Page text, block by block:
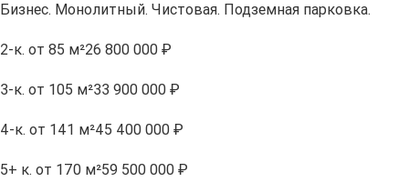
Бизнес. Монолитный. Чистовая. Подземная парковка.
2-к. от 85 м²26 800 000 ₽
3-к. от 105 м²33 900 000 ₽
4-к. от 141 м²45 400 000 ₽
5+ к. от 170 м²59 500 000 ₽